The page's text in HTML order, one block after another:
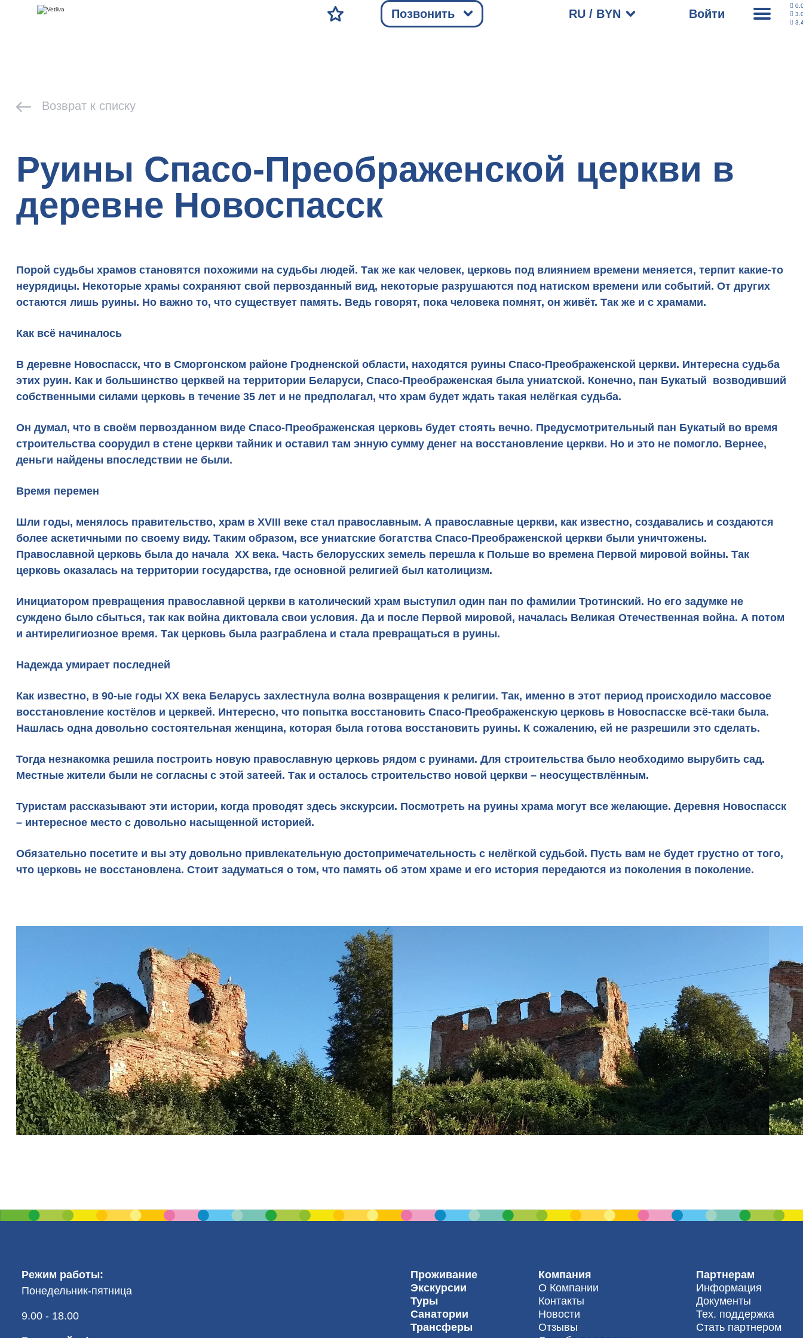
Позвонить RU / BYN Войти
Возврат к списку
Руины Спасо-Преображенской церкви в
деревне Новоспасск
Порой судьбы храмов становятся похожими на судьбы людей. Так же как человек, церковь под влиянием времени меняется, терпит какие-то
неурядицы. Некоторые храмы сохраняют свой первозданный вид, некоторые разрушаются под натиском времени или событий. От других
остаются лишь руины. Но важно то, что существует память. Ведь говорят, пока человека помнят, он живёт. Так же и с храмами.
Как всё начиналось
В деревне Новоспасск, что в Сморгонском районе Гродненской области, находятся руины Спасо-Преображенской церкви. Интересна судьба
этих руин. Как и большинство церквей на территории Беларуси, Спасо-Преображенская была униатской. Конечно, пан Букатый возводивший
собственными силами церковь в течение 35 лет и не предполагал, что храм будет ждать такая нелёгкая судьба.
Он думал, что в своём первозданном виде Спасо-Преображенская церковь будет стоять вечно. Предусмотрительный пан Букатый во время
строительства соорудил в стене церкви тайник и оставил там энную сумму денег на восстановление церкви. Но и это не помогло. Вернее,
деньги найдены впоследствии не были.
Время перемен
Шли годы, менялось правительство, храм в XVIII веке стал православным. А православные церкви, как известно, создавались и создаются
более аскетичными по своему виду. Таким образом, все униатские богатства Спасо-Преображенской церкви были уничтожены.
Православной церковь была до начала XX века. Часть белорусских земель перешла к Польше во времена Первой мировой войны. Так
церковь оказалась на территории государства, где основной религией был католицизм.
Инициатором превращения православной церкви в католический храм выступил один пан по фамилии Тротинский. Но его задумке не
суждено было сбыться, так как война диктовала свои условия. Да и после Первой мировой, началась Великая Отечественная война. А потом
и антирелигиозное время. Так церковь была разграблена и стала превращаться в руины.
Надежда умирает последней
Как известно, в 90-ые годы XX века Беларусь захлестнула волна возвращения к религии. Так, именно в этот период происходило массовое
восстановление костёлов и церквей. Интересно, что попытка восстановить Спасо-Преображенскую церковь в Новоспасске всё-таки была.
Нашлась одна довольно состоятельная женщина, которая была готова восстановить руины. К сожалению, ей не разрешили это сделать.
Тогда незнакомка решила построить новую православную церковь рядом с руинами. Для строительства было необходимо вырубить сад.
Местные жители были не согласны с этой затеей. Так и осталось строительство новой церкви – неосуществлённым.
Туристам рассказывают эти истории, когда проводят здесь экскурсии. Посмотреть на руины храма могут все желающие. Деревня Новоспасск
– интересное место с довольно насыщенной историей.
Обязательно посетите и вы эту довольно привлекательную достопримечательность с нелёгкой судьбой. Пусть вам не будет грустно от того,
что церковь не восстановлена. Стоит задуматься о том, что память об этом храме и его история передаются из поколения в поколение.
Режим работы:
Понедельник-пятница
9.00 - 18.00
Проживание
Экскурсии
Туры
Санатории
Трансферы
Компания
О Компании
Контакты
Новости
Отзывы
Партнерам
Информация
Документы
Тех. поддержка
Стать партнером